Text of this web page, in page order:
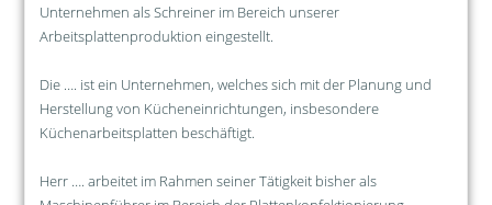
Unternehmen als Schreiner im Bereich unserer
Arbeitsplattenproduktion eingestellt.
Die …. ist ein Unternehmen, welches sich mit der Planung und
Herstellung von Kücheneinrichtungen, insbesondere
Küchenarbeitsplatten beschäftigt.
Herr …. arbeitet im Rahmen seiner Tätigkeit bisher als